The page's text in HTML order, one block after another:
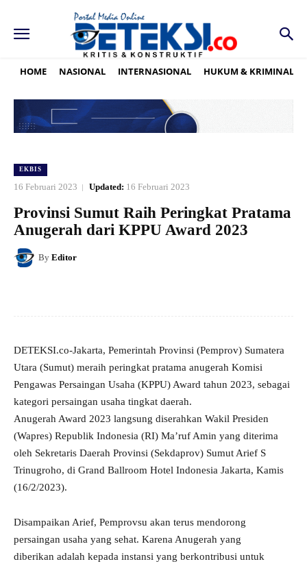
HOME NASIONAL INTERNASIONAL HUKUM & KRIMINAL
EKBIS
16 Februari 2023 Updated: 16 Februari 2023
Provinsi Sumut Raih Peringkat Pratama
Anugerah dari KPPU Award 2023
By Editor
DETEKSI.co-Jakarta, Pemerintah Provinsi (Pemprov) Sumatera
Utara (Sumut) meraih peringkat pratama anugerah Komisi
Pengawas Persaingan Usaha (KPPU) Award tahun 2023, sebagai
kategori persaingan usaha tingkat daerah.
Anugerah Award 2023 langsung diserahkan Wakil Presiden
(Wapres) Republik Indonesia (RI) Ma’ruf Amin yang diterima
oleh Sekretaris Daerah Provinsi (Sekdaprov) Sumut Arief S
Trinugroho, di Grand Ballroom Hotel Indonesia Jakarta, Kamis
(16/2/2023).
Disampaikan Arief, Pemprovsu akan terus mendorong
persaingan usaha yang sehat. Karena Anugerah yang
diberikan adalah kepada instansi yang berkontribusi untuk